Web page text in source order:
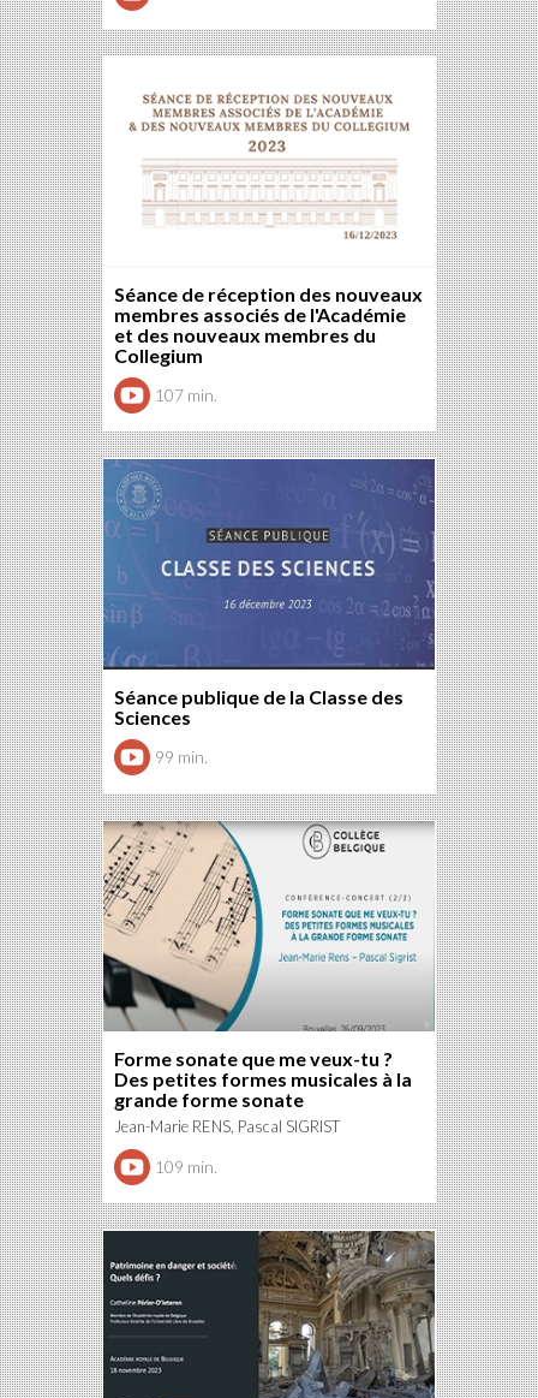
Séance de réception des nouveaux
membres associés de l'Académie
et des nouveaux membres du
Collegium
107 min.
Séance publique de la Classe des
Sciences
99 min.
Forme sonate que me veux-tu ?
Des petites formes musicales à la
grande forme sonate
Jean-Marie RENS, Pascal SIGRIST
109 min.